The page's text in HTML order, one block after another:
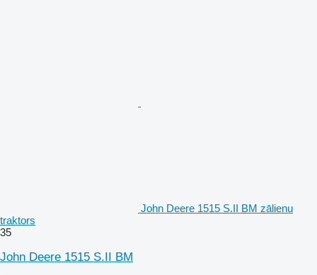
John Deere 1515 S.II BM zālienu
traktors
35
John Deere 1515 S.II BM